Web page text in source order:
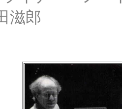
滋郎